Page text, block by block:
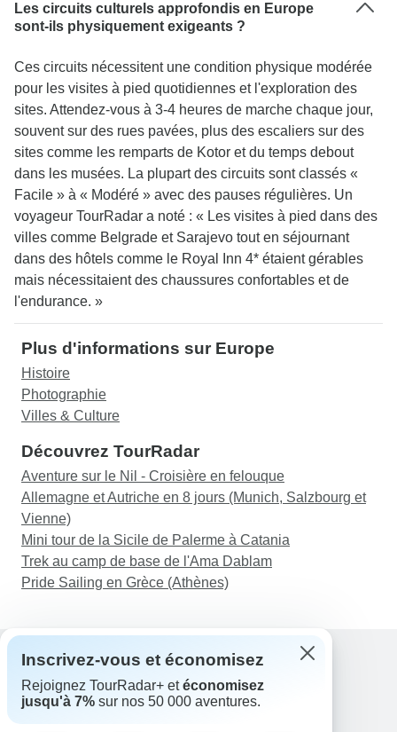
Les circuits culturels approfondis en Europe
sont-ils physiquement exigeants ?
Ces circuits nécessitent une condition physique modérée
pour les visites à pied quotidiennes et l'exploration des
sites. Attendez-vous à 3-4 heures de marche chaque jour,
souvent sur des rues pavées, plus des escaliers sur des
sites comme les remparts de Kotor et du temps debout
dans les musées. La plupart des circuits sont classés «
Facile » à « Modéré » avec des pauses régulières. Un
voyageur TourRadar a noté : « Les visites à pied dans des
villes comme Belgrade et Sarajevo tout en séjournant
dans des hôtels comme le Royal Inn 4* étaient gérables
mais nécessitaient des chaussures confortables et de
l'endurance. »
Plus d'informations sur Europe
Histoire
Photographie
Villes & Culture
Découvrez TourRadar
Aventure sur le Nil - Croisière en felouque
Allemagne et Autriche en 8 jours (Munich, Salzbourg et
Vienne)
Mini tour de la Sicile de Palerme à Catania
Trek au camp de base de l'Ama Dablam
Pride Sailing en Grèce (Athènes)
Assistance
Contactez-nous
Inscrivez-vous et économisez
Rejoignez TourRadar+ etéconomisez
jusqu'à 7% sur nos 50 000 aventures.